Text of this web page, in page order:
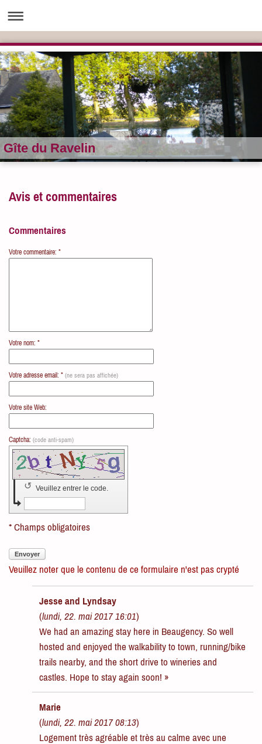
Gîte du Ravelin
Avis et commentaires
Commentaires
Votre commentaire: *
Votre nom: *
Votre adresse email: * (ne sera pas affichée)
Votre site Web:
Captcha: (code anti-spam)
Veuillez entrer le code.
↺
* Champs obligatoires
Envoyer
Veuillez noter que le contenu de ce formulaire n'est pas crypté
Jesse and Lyndsay
(lundi, 22. mai 2017 16:01)
We had an amazing stay here in Beaugency. So well
hosted and enjoyed the walkability to town, running/bike
trails nearby, and the short drive to wineries and
castles. Hope to stay again soon! »
Marie
(lundi, 22. mai 2017 08:13)
Logement très agréable et très au calme avec une